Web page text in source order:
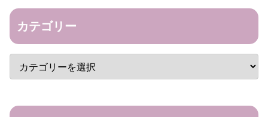
カテゴリー